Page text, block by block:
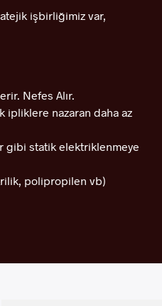
işbirliğimiz var,
Nefes Alır.
nazaran daha az
gibi statik elektriklenmeye
polipropilen vb)